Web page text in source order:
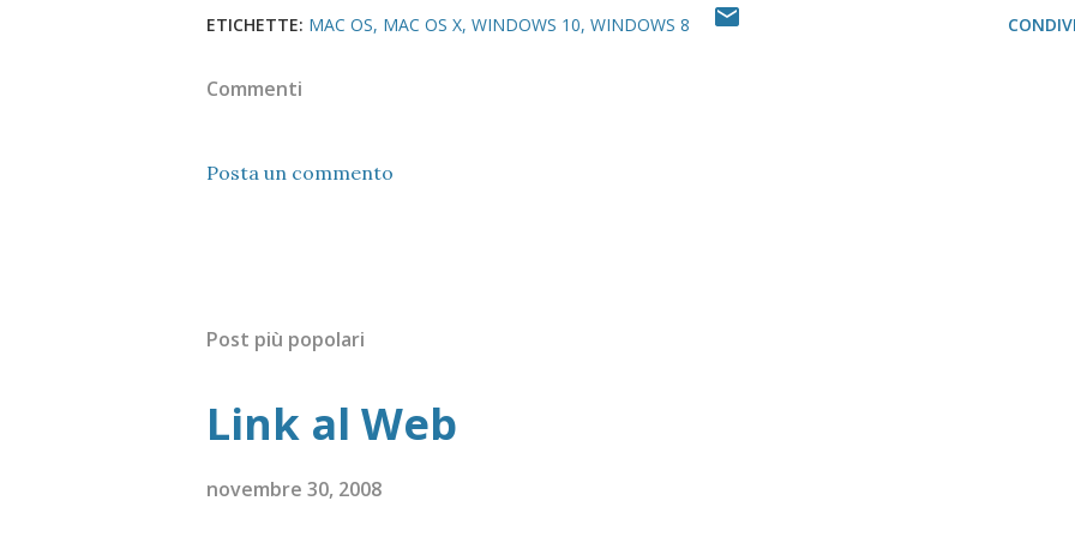
ETICHETTE: MAC OS MAC OS X WINDOWS 10 WINDOWS 8
Commenti
Posta un commento
Post più popolari
Link al Web
novembre 30, 2008